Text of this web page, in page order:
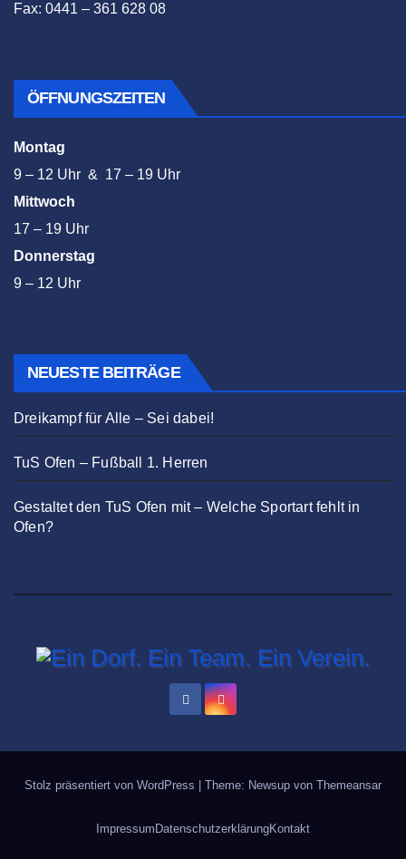
Fax: 0441 – 361 628 08
ÖFFNUNGSZEITEN
Montag
9 – 12 Uhr & 17 – 19 Uhr
Mittwoch
17 – 19 Uhr
Donnerstag
9 – 12 Uhr
NEUESTE BEITRÄGE
Dreikampf für Alle – Sei dabei!
TuS Ofen – Fußball 1. Herren
Gestaltet den TuS Ofen mit – Welche Sportart fehlt in
Ofen?
Stolz präsentiert von WordPress Theme: Newsup von Themeansar
Impressum DatenschutzerklärungKontakt